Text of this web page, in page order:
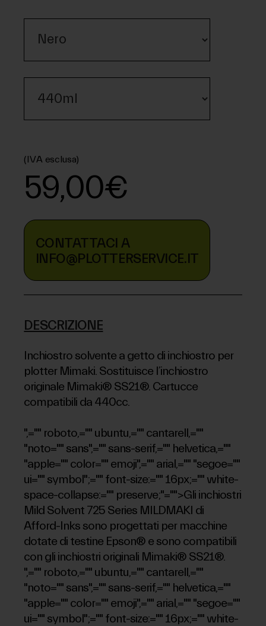
(IVA esclusa)
59,00€
CONTATTACI A
INFO@PLOTTERSERVICE.IT
DESCRIZIONE
Inchiostro solvente a getto di inchiostro per
plotter Mimaki. Sostituisce l’inchiostro
originale Mimaki® SS21®. Cartucce
compatibili da 440cc.
",="" roboto,="" ubuntu,="" cantarell,=""
"noto="" sans",="" sans-serif,="" helvetica,=""
"apple="" color="" emoji",="" arial,="" "segoe=""
ui="" symbol";="" font-size:="" 16px;="" white-
space-collapse:="" preserve;"="">Gli inchiostri
Mild Solvent 725 Series MILDMAKI di
Afford-Inks sono progettati per macchine
dotate di testine Epson® e sono compatibili
con gli inchiostri originali Mimaki® SS21®.
",="" roboto,="" ubuntu,="" cantarell,=""
"noto="" sans",="" sans-serif,="" helvetica,=""
"apple="" color="" emoji",="" arial,="" "segoe=""
ui="" symbol";="" font-size:="" 16px;="" white-